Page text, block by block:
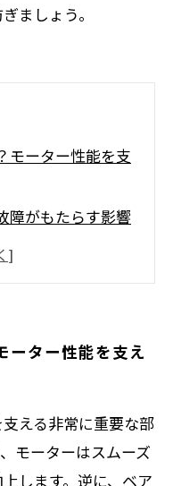
ましょう。
モーター性能を支
障がもたらす影響
ター修理とメンテ
の定期点検の重要
ーター性能を支え
える非常に重要な部
モーターはスムーズ
します。逆に、ベア